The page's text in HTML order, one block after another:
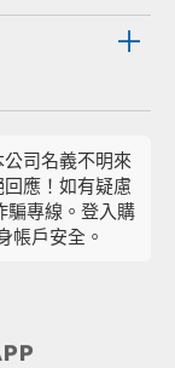
公司名義不明來
應！如有疑慮
騙專線。登入購
帳戶安全。